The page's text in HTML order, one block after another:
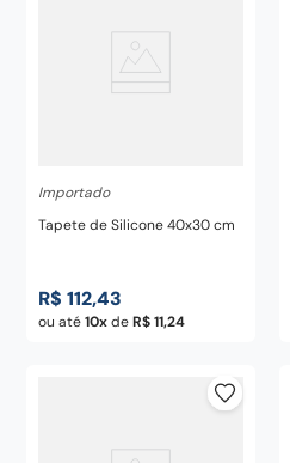
Importado
Tapete de Silicone 40x30 cm
R$ 112,43
ou até10 deR$ 11,24